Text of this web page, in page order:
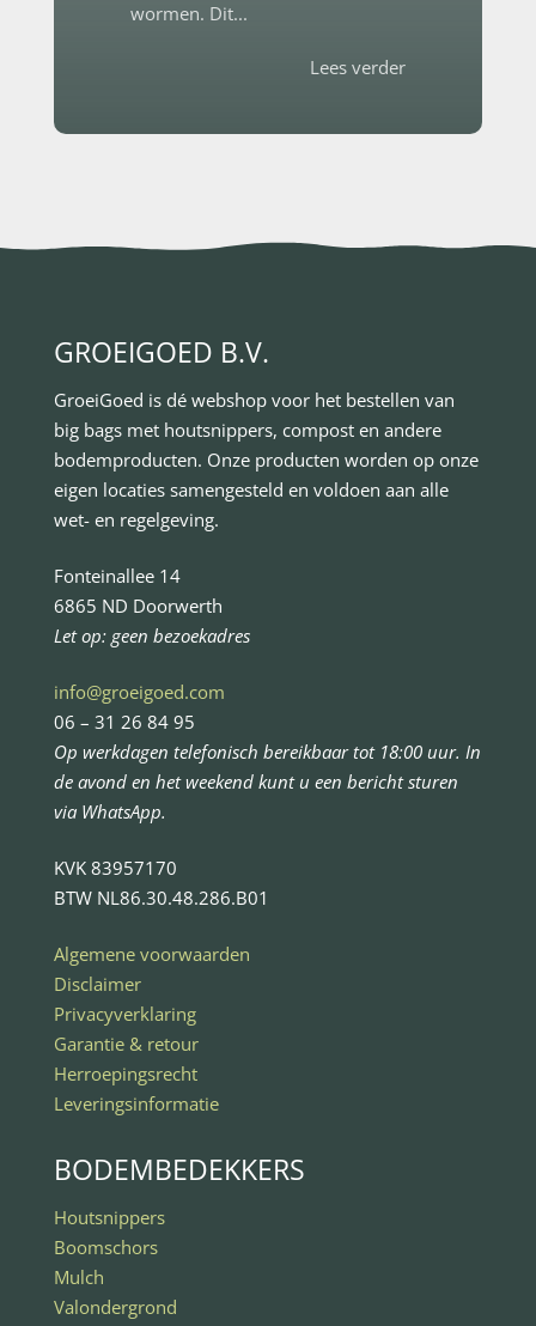
wormen. Dit...
Lees verder
GROEIGOED B.V.
GroeiGoed is dé webshop voor het bestellen van
big bags met houtsnippers, compost en andere
bodemproducten. Onze producten worden op onze
eigen locaties samengesteld en voldoen aan alle
wet- en regelgeving.
Fonteinallee 14
6865 ND Doorwerth
Let op: geen bezoekadres
info@groeigoed.com
06 – 31 26 84 95
Op werkdagen telefonisch bereikbaar tot 18:00 uur. In
de avond en het weekend kunt u een bericht sturen
via WhatsApp.
KVK 83957170
BTW NL86.30.48.286.B01
Algemene voorwaarden
Disclaimer
Privacyverklaring
Garantie & retour
Herroepingsrecht
Leveringsinformatie
BODEMBEDEKKERS
Houtsnippers
Boomschors
Mulch
Valondergrond